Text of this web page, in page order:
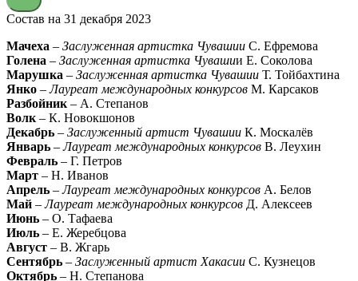
Состав на 31 декабря 2023
Мачеха – Заслуженная артистка Чувашии С. Ефремова
Голена – Заслуженная артистка Чувашии Е. Соколова
Марушка – Заслуженная артистка Чувашии Т. Тойбахтина
Янко –Лауреат международных конкурсов М. Карсаков
Разбойник – А. Степанов
Волк – К. Новокшонов
Декабрь – Заслуженный артист Чувашии К. Москалёв
Январь –Лауреат международных конкурсов В. Леухин
Февраль – Г. Петров
Март – Н. Иванов
Апрель –Лауреат международных конкурсов А. Белов
Май –Лауреат международных конкурсов Д. Алексеев
Июнь – О. Тафаева
Июль – Е. Жеребцова
Август – В. Жгарь
Сентябрь – Заслуженный артист Хакасии С. Кузнецов
Октябрь – Н. Степанова